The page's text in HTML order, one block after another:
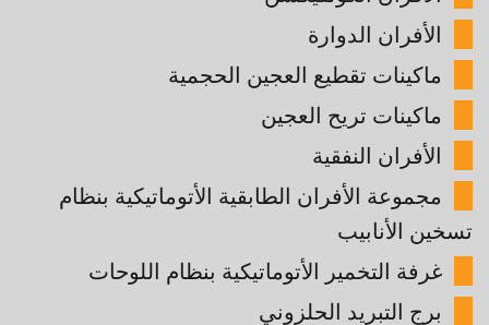
الأفران الدوارة
ماكينات تقطيع العجين الحجمية
ماكينات تريح العجين
الأفران النفقية
مجموعة الأفران الطابقية الأتوماتيكية بنظام
تسخين الأنابيب
غرفة التخمير الأتوماتيكية بنظام اللوحات
برج التبريد الحلزوني